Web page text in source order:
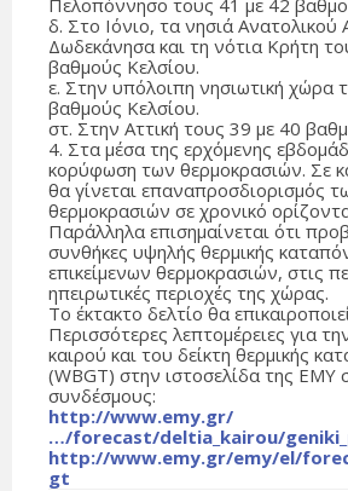
δ. Στο Ιόνιο, τα νησιά Ανατολικού
Δωδεκάνησα και τη νότια Κρήτη
βαθμούς Κελσίου.
ε. Στην υπόλοιπη νησιωτική χώρα
βαθμούς Κελσίου.
στ. Στην Αττική τους 39 με 40
4. Στα μέσα της ερχόμενης
κορύφωση των θερμοκρασιών. Σε
θα γίνεται επαναπροσδιορισμός
θερμοκρασιών σε χρονικό
Παράλληλα επισημαίνεται ότι
συνθήκες υψηλής θερμικής
επικείμενων θερμοκρασιών, στις
ηπειρωτικές περιοχές της χώρας.
Το έκτακτο δελτίο θα
Περισσότερες λεπτομέρειες για
καιρού και του δείκτη θερμικής
(WBGT) στην ιστοσελίδα της ΕΜΥ
συνδέσμους:
http://www.emy.gr/
…/forecast/deltia_kairou/
http://www.emy.gr/emy/el/
gt